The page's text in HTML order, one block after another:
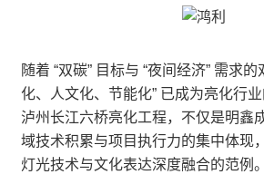
随着 “双碳” 目标与 “夜间经济” 需求
化、人文化、节能化” 已成为亮化行业
泸州长江六桥亮化工程，不仅是明鑫
域技术积累与项目执行力的集中体现
灯光技术与文化表达深度融合的范例。